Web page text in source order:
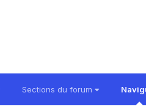
Sections du forum